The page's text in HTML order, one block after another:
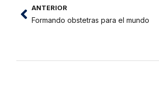
ANTERIOR
Formando obstetras para el mundo